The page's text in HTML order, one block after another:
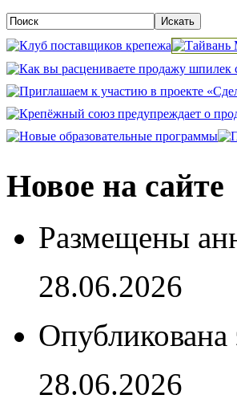
Новое на сайте
Размещены
28.06.2026
Опубликована
28.06.2026